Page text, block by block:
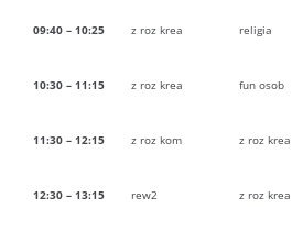
09:40 – 10:25 z roz krea religia
10:30 – 11:15 z roz krea fun osob
11:30 – 12:15 z roz kom z roz krea
12:30 – 13:15 rew2 z roz krea